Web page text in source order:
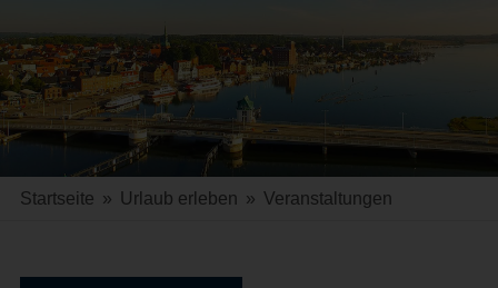
Startseite » Urlaub erleben » Veranstaltungen